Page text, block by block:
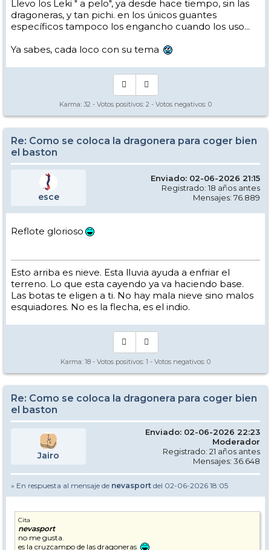
Llevo los Leki " a pelo", ya desde hace tiempo, sin las
dragoneras, y tan pichi. en los únicos guantes
específicos tampoco los engancho cuando los uso...
Ya sabes, cada loco con su tema
Karma: 32 - Votos positivos: 2 - Votos negativos: 0
Re: Como se coloca la dragonera para coger bien
el baston
esce
Enviado: 02-06-2026 21:15
Registrado: 18 años antes
Mensajes: 76.889
Reflote glorioso
Esto arriba es nieve. Esta lluvia ayuda a enfriar el
terreno. Lo que esta cayendo ya va haciendo base.
Las botas te eligen a ti. No hay mala nieve sino malos
esquiadores. No es la flecha, es el indio.
Karma: 18 - Votos positivos: 1 - Votos negativos: 0
Re: Como se coloca la dragonera para coger bien
el baston
Jairo
Enviado: 02-06-2026 22:23
Moderador
Registrado: 21 años antes
Mensajes: 36.648
» En respuesta al mensaje de nevasport del 02-06-2026 18:05
Cita
nevasport
no me gusta.
es la cruzcampo de las dragoneras